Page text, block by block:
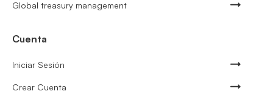
Global treasury management
Cuenta
Iniciar Sesión
Crear Cuenta